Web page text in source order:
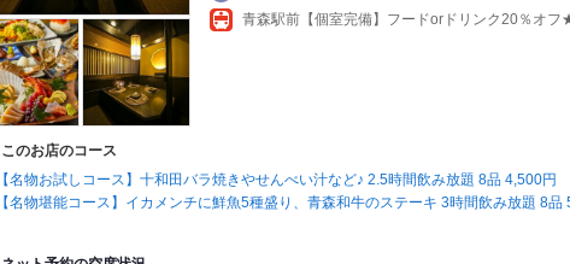
このお店のコース
【名物お試しコース】十和田バラ焼きやせんべい汁など♪ 2.5時間飲み放題 8品 4,500円
【名物堪能コース】イカメンチに鮮魚5種盛り、青森和牛のステーキ 3時間飲み放題 8品